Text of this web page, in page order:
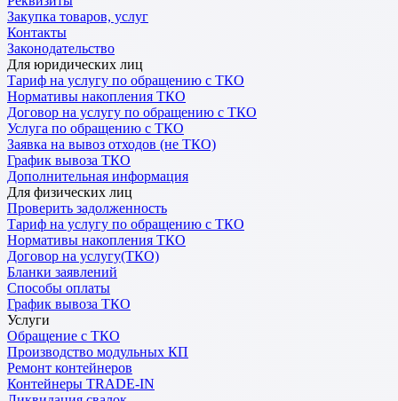
Закупка товаров, услуг
Контакты
Законодательство
Для юридических лиц
Тариф на услугу по обращению с ТКО
Нормативы накопления ТКО
Договор на услугу по обращению с ТКО
Услуга по обращению с ТКО
Заявка на вывоз отходов (не ТКО)
График вывоза ТКО
Дополнительная информация
Для физических лиц
Проверить задолженность
Тариф на услугу по обращению с ТКО
Нормативы накопления ТКО
Договор на услугу(ТКО)
Бланки заявлений
Способы оплаты
График вывоза ТКО
Услуги
Обращение с ТКО
Производство модульных КП
Ремонт контейнеров
Контейнеры TRADE-IN